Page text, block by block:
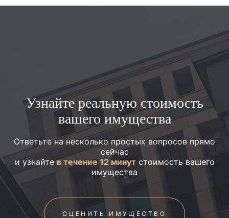
Узнайте реальную стоимость
вашего имущества
Ответьте на несколько простых вопросов прямо
сейчас
и узнайтев течение 12 минутстоимость вашего
имущества
ОЦЕНИТЬ ИМУЩЕСТВО